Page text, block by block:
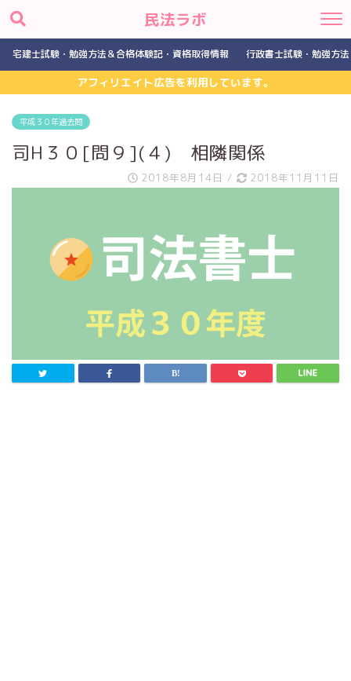
民法ラボ
宅建士試験・勉強方法＆合格体験記・資格取得情報 行政書士試験・勉強方
アフィリエイト広告を利用しています。
平成３０年過去問
司H３０[問９](４) 相隣関係
2018年8月14日 / 2018年11月11日